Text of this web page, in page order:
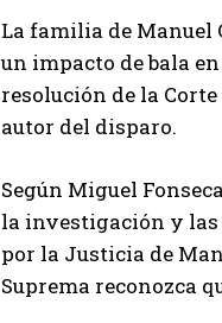
La familia de Manuel
un impacto de bala
resolución de la
autor del disparo.
Según Miguel
la investigación y las
por la Justicia de
Suprema reconozca